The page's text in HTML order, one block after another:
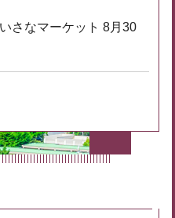
さなマーケット 8月30